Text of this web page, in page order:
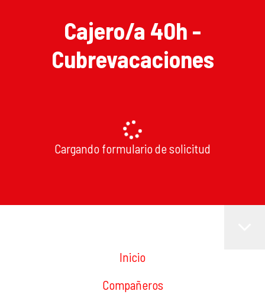
Cajero/a 40h -
Cubrevacaciones
Cargando formulario de solicitud
Inicio
Compañeros